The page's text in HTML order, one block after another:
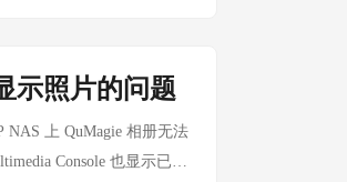
字节内部的工程师已经
算用 Go——那嵌入一套
为一个人，你付不起这
chat/completions 或
↓ Relay 进行请求校
与流式结果 ↓ Settle /
示照片的问题
NAS 上 QuMagie 相册无法
Console 也显示已经